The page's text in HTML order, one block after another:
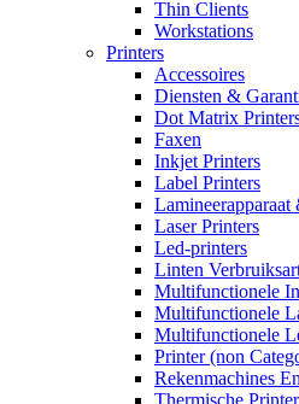
Thin Clients
Workstations
Printers
Accessoires
Diensten &
Dot Matrix
Faxen
Inkjet Printers
Label Printers
Lamineerapparaat
Laser Printers
Led-printers
Linten
Multifunctionele
Multifunctionele
Multifunctionele
Printer (non
Rekenmachines
Thermische